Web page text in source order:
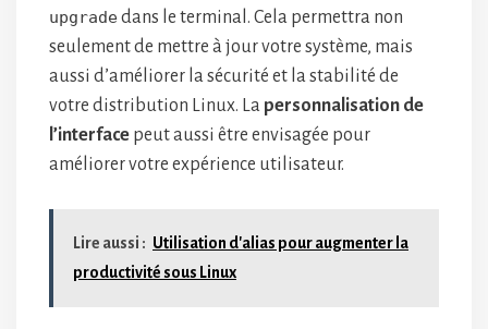
upgradedans le terminal. Cela permettra non
seulement de mettre à jour votre système, mais
aussi d’améliorer la sécurité et la stabilité de
votre distribution Linux. La personnalisation de
l’interface peut aussi être envisagée pour
améliorer votre expérience utilisateur.
Lire aussi : Utilisation d'alias pour augmenter la
productivité sous Linux